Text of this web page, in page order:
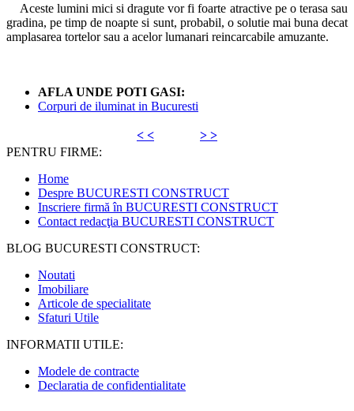
Aceste lumini mici si dragute vor fi foarte atractive pe o terasa sau
gradina, pe timp de noapte si sunt, probabil, o solutie mai buna decat
amplasarea tortelor sau a acelor lumanari reincarcabile amuzante.
AFLA UNDE POTI GASI:
Corpuri de iluminat in Bucuresti
< <
> >
PENTRU FIRME:
Home
Despre BUCURESTI CONSTRUCT
Inscriere firmă în BUCURESTI CONSTRUCT
Contact redacţia BUCURESTI CONSTRUCT
BLOG BUCURESTI CONSTRUCT:
Noutati
Imobiliare
Articole de specialitate
Sfaturi Utile
INFORMATII UTILE:
Modele de contracte
Declaratia de confidentialitate